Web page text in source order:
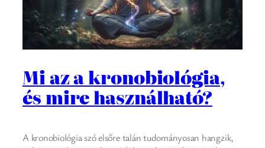
Mi az a kronobiológia,
és mire használható?
A kronobiológia szó elsőre talán tudományosan hangzik,